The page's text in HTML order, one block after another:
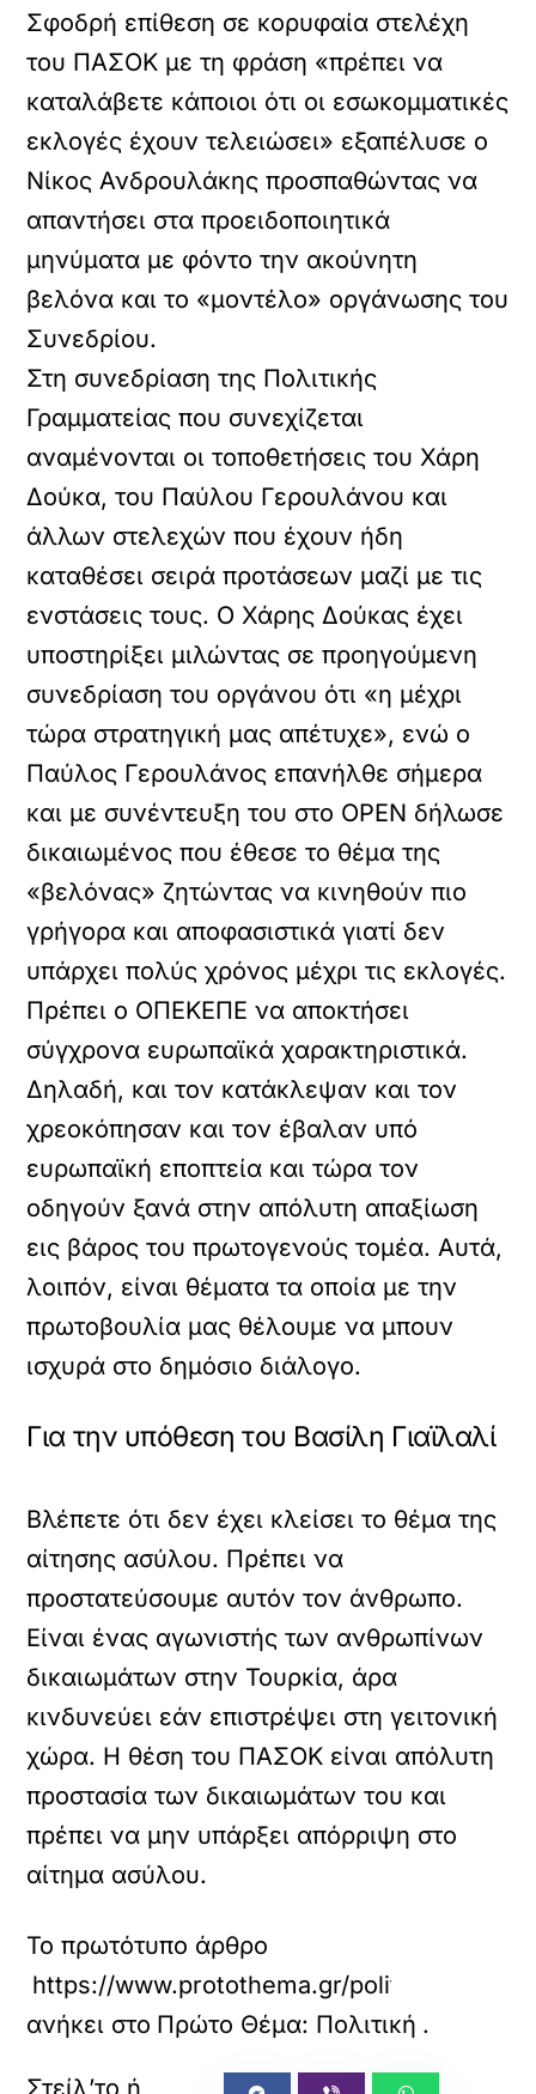
Σφοδρή επίθεση σε κορυφαία στελέχη
του ΠΑΣΟΚ με τη φράση «πρέπει να
καταλάβετε κάποιοι ότι οι εσωκομματικές
εκλογές έχουν τελειώσει» εξαπέλυσε ο
Νίκος Ανδρουλάκης προσπαθώντας να
απαντήσει στα προειδοποιητικά
μηνύματα με φόντο την ακούνητη
βελόνα και το «μοντέλο» οργάνωσης του
Συνεδρίου.
Στη συνεδρίαση της Πολιτικής
Γραμματείας που συνεχίζεται
αναμένονται οι τοποθετήσεις του Χάρη
Δούκα, του Παύλου Γερουλάνου και
άλλων στελεχών που έχουν ήδη
καταθέσει σειρά προτάσεων μαζί με τις
ενστάσεις τους. Ο Χάρης Δούκας έχει
υποστηρίξει μιλώντας σε προηγούμενη
συνεδρίαση του οργάνου ότι «η μέχρι
τώρα στρατηγική μας απέτυχε», ενώ ο
Παύλος Γερουλάνος επανήλθε σήμερα
και με συνέντευξη του στο OPEN δήλωσε
δικαιωμένος που έθεσε το θέμα της
«βελόνας» ζητώντας να κινηθούν πιο
γρήγορα και αποφασιστικά γιατί δεν
υπάρχει πολύς χρόνος μέχρι τις εκλογές.
Πρέπει ο ΟΠΕΚΕΠΕ να αποκτήσει
σύγχρονα ευρωπαϊκά χαρακτηριστικά.
Δηλαδή, και τον κατάκλεψαν και τον
χρεοκόπησαν και τον έβαλαν υπό
ευρωπαϊκή εποπτεία και τώρα τον
οδηγούν ξανά στην απόλυτη απαξίωση
εις βάρος του πρωτογενούς τομέα. Αυτά,
λοιπόν, είναι θέματα τα οποία με την
πρωτοβουλία μας θέλουμε να μπουν
ισχυρά στο δημόσιο διάλογο.
Για την υπόθεση του Βασίλη Γιαϊλαλί
Βλέπετε ότι δεν έχει κλείσει το θέμα της
αίτησης ασύλου. Πρέπει να
προστατεύσουμε αυτόν τον άνθρωπο.
Είναι ένας αγωνιστής των ανθρωπίνων
δικαιωμάτων στην Τουρκία, άρα
κινδυνεύει εάν επιστρέψει στη γειτονική
χώρα. Η θέση του ΠΑΣΟΚ είναι απόλυτη
προστασία των δικαιωμάτων του και
πρέπει να μην υπάρξει απόρριψη στο
αίτημα ασύλου.
Το πρωτότυπο άρθρο
https://www.protothema.gr/politics/article/
ανήκει στο Πρώτο Θέμα: Πολιτική .